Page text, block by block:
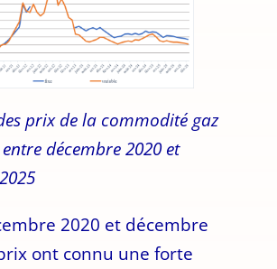
prix de la commodité gaz
décembre 2020 et
2020 et décembre
ont connu une forte